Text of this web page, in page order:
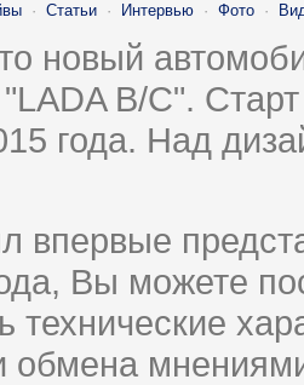
· Статьи · Интервью · Фото ·
новый
B/C".
года. Над
впервые
Вы можете
технические